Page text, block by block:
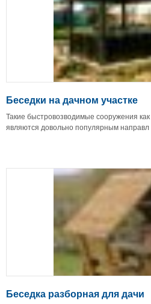
Беседки на дачном участке
Такие быстровозводимые сооружения как
являются довольно популярным направл
Беседка разборная для дачи